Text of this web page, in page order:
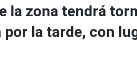
la zona tendrá
por la tarde, con